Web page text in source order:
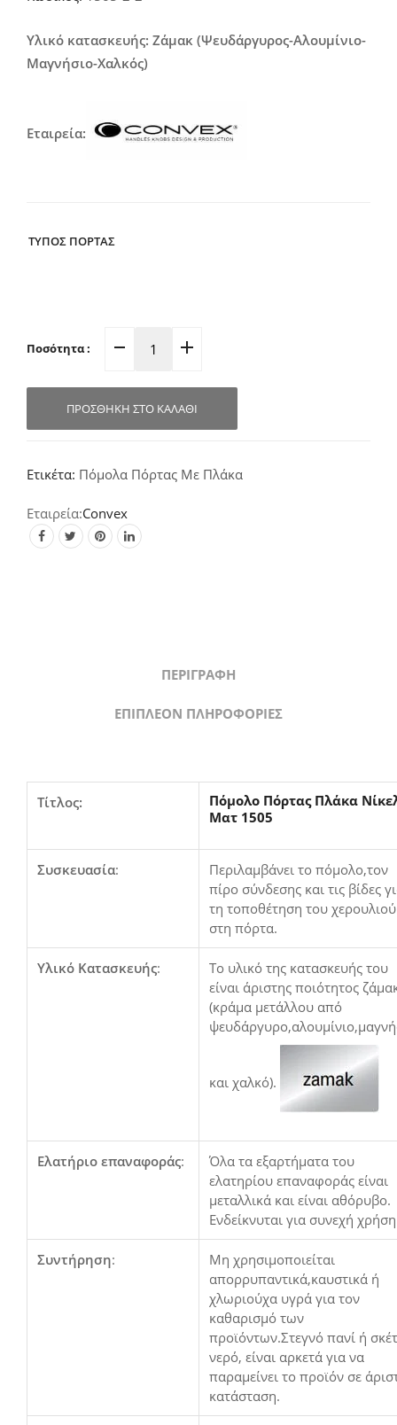
26,00€
through
54,00€
Υλικό κατασκευής: Ζάμακ (Ψευδάργυρος-Αλουμίνιο-
Μαγνήσιο-Χαλκός)
Εταιρεία:
ΤΥΠΟΣ ΠΟΡΤΑΣ
Ποσότητα :
Πόμολο
Πλάκα
quantity
ΠΡΟΣΘΉΚΗ ΣΤΟ ΚΑΛΆΘΙ
Ετικέτα: Πόμολα Πόρτας Με Πλάκα
Convex
ΠΕΡΙΓΡΑΦΉ
ΕΠΙΠΛΈΟΝ ΠΛΗΡΟΦΟΡΊΕΣ
Τίτλος:
Πόμολο Πόρτας Πλάκα
Ματ 1505
Συσκευασία:
Περιλαμβάνει το πόμολο,τον
πίρο σύνδεσης και τις βίδες
τη τοποθέτηση του χερουλιού
στη πόρτα.
Υλικό Κατασκευής:
Το υλικό της κατασκευής του
είναι άριστης ποιότητος
(κράμα μετάλλου από
και χαλκό).
Ελατήριο επαναφοράς:
Όλα τα εξαρτήματα του
ελατηρίου επαναφοράς είναι
μεταλλικά και είναι αθόρυβο.
Ενδείκνυται για συνεχή
Συντήρηση:
Μη χρησιμοποιείται
απορρυπαντικά,καυστικά ή
χλωριούχα υγρά για τον
καθαρισμό των
προϊόντων.Στεγνό πανί ή
νερό, είναι αρκετά για να
παραμείνει το προϊόν σε
κατάσταση.